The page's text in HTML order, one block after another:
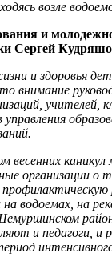
возле
и
Сергей
и здоровья
внимание
учителей,
управления
весенних
организации о
водоемах, на
и педагоги, и